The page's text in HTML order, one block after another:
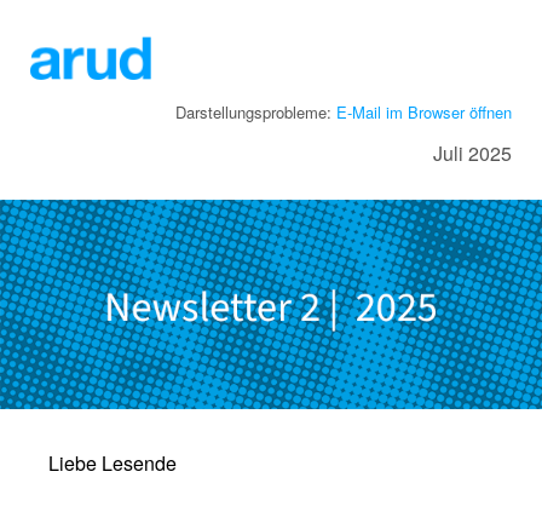
Darstellungsprobleme: E-Mail im Browser öffnen
Juli 2025
Liebe Lesende